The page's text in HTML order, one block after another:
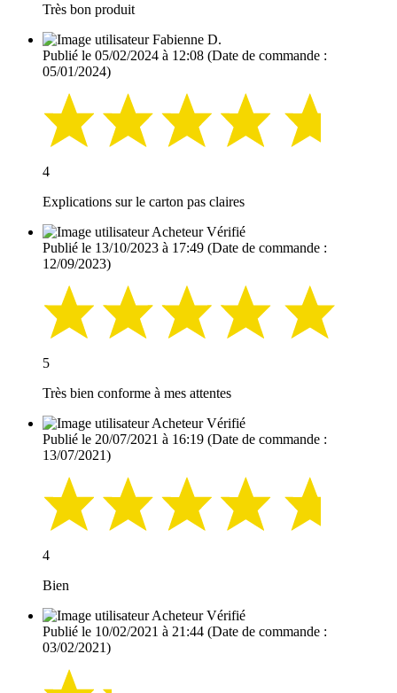
Très bon produit
Fabienne D.
Publié le 05/02/2024 à 12:08 (Date de commande :
05/01/2024)
4
Explications sur le carton pas claires
Acheteur Vérifié
Publié le 13/10/2023 à 17:49 (Date de commande :
12/09/2023)
5
Très bien conforme à mes attentes
Acheteur Vérifié
Publié le 20/07/2021 à 16:19 (Date de commande :
13/07/2021)
4
Bien
Acheteur Vérifié
Publié le 10/02/2021 à 21:44 (Date de commande :
03/02/2021)